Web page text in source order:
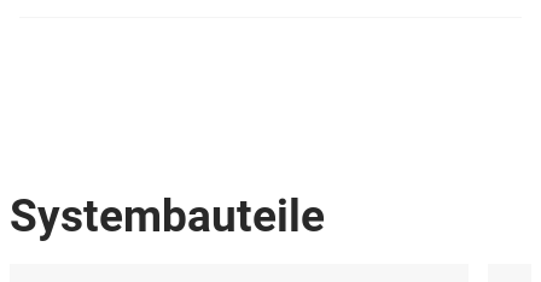
Systembauteile